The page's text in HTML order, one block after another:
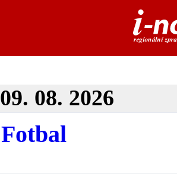
09. 08. 2026
Fotbal